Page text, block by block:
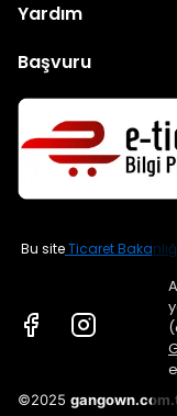
Yardım
Başvuru
Bu siteTicaret
©2025